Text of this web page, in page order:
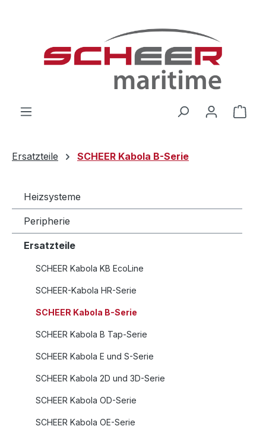
Ersatzteile SCHEER Kabola B-Serie
Heizsysteme
Peripherie
Ersatzteile
SCHEER Kabola KB EcoLine
SCHEER-Kabola HR-Serie
SCHEER Kabola B-Serie
SCHEER Kabola B Tap-Serie
SCHEER Kabola E und S-Serie
SCHEER Kabola 2D und 3D-Serie
SCHEER Kabola OD-Serie
SCHEER Kabola OE-Serie